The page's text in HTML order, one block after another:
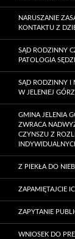
NARUSZANIE
KONTAKTU Z
SĄD RODZINNY
PATOLOGIA
SĄD RODZINNY I
W JELENIEJ
GMINA JELENIA
ZWRACA
CZYNSZU Z
Z PIEKŁA DO
ZAPAMIĘTAJCIE
ZAPYTANIE
WNIOSEK DO